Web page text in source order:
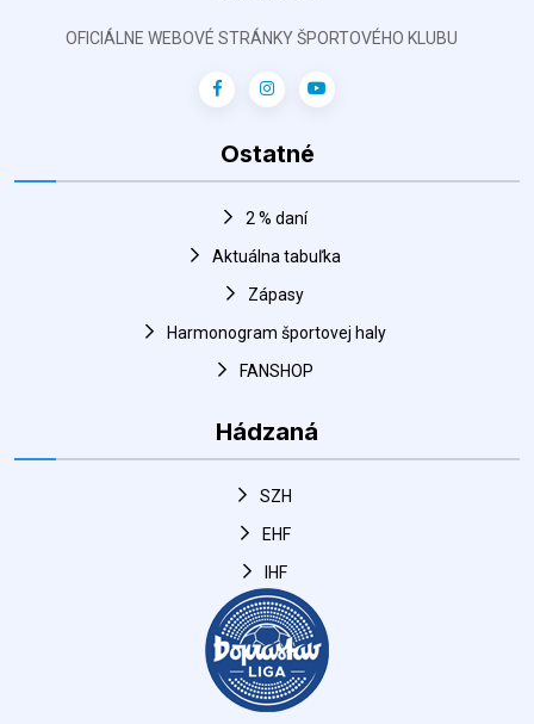
OFICIÁLNE WEBOVÉ STRÁNKY ŠPORTOVÉHO KLUBU
Ostatné
2 % daní
Aktuálna tabuľka
Zápasy
Harmonogram športovej haly
FANSHOP
Hádzaná
SZH
EHF
IHF